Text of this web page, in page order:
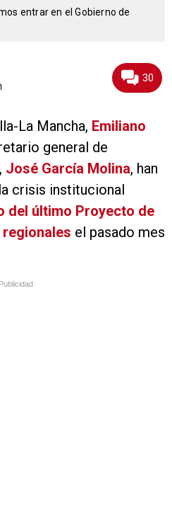
entrar en el Gobierno de
30
La Mancha, Emiliano
general de
José García Molina, han
crisis institucional
del último Proyecto de
el pasado mes
Publicidad